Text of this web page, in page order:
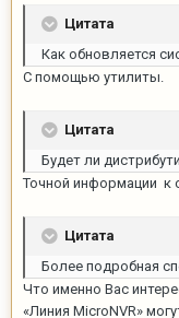
Цитата
Как обновляется
C помощью утилиты.
Цитата
Будет ли
Точной информации к
Цитата
Более подробная
Что именно Вас
«Линия MicroNVR»